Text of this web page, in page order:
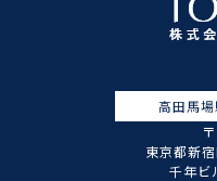
高田馬場
東京都新
千年